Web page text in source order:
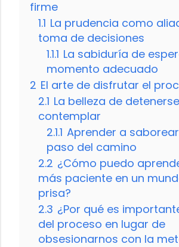
firme
1.1 La prudencia como
toma de decisiones
1.1.1 La sabiduría de
momento adecuado
2 El arte de disfrutar el
2.1 La belleza de
contemplar
2.1.1 Aprender a
paso del camino
2.2 ¿Cómo puedo
más paciente en un
prisa?
2.3 ¿Por qué es
del proceso en lugar de
obsesionarnos con la